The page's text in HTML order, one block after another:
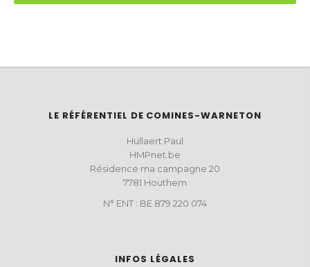
LE RÉFÉRENTIEL DE COMINES-WARNETON
Hullaert Paul
HMPnet.be
Résidence ma campagne 20
7781 Houthem
N° ENT : BE 879 220 074
INFOS LÉGALES